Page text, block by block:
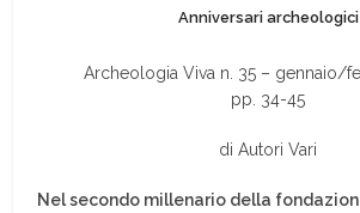
Anniversari archeologici
Archeologia Viva n. 35 – gennaio/
pp. 34-45
di Autori Vari
Nel secondo millenario della